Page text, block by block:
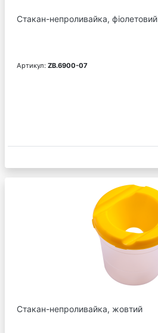
Стакан-непроливайка, фіолетовий
Артикул: ZB.6900-07
Стакан-непроливайка, жовтий